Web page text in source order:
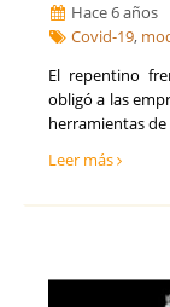
Santa Cruz
Segovia
Sevilla
Soria
Tarragona
Toledo
Zamora
Salud
Seguridad
Seguros
Talento,
Tecnología,
Ventas y
Hace 6 años
Covid-19,
El repentino
obligó a las
herramientas
Leer más